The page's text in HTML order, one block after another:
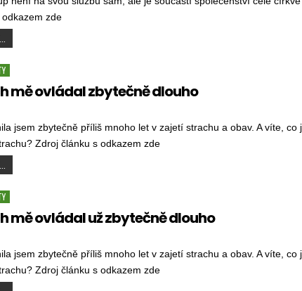
zde
mě ovládal zbytečně dlouho
jsem zbytečně příliš mnoho let v zajetí strachu a obav. A víte, co
Zdroj článku s odkazem zde
mě ovládal už zbytečně dlouho
jsem zbytečně příliš mnoho let v zajetí strachu a obav. A víte, co
Zdroj článku s odkazem zde